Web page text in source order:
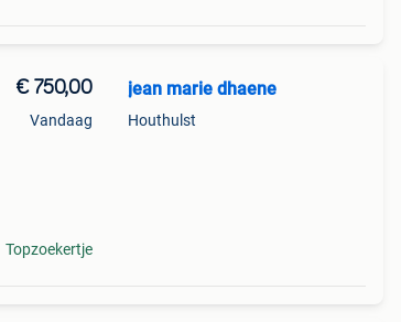
€ 750,00
Vandaag
Topzoekertje
jean marie dhaene
Houthulst